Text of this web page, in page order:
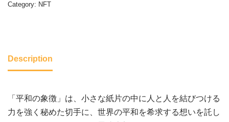
Category: NFT
Description
「平和の象徴」は、小さな紙片の中に人と人を結びつける
力を強く秘めた切手に、世界の平和を希求する想いを託し